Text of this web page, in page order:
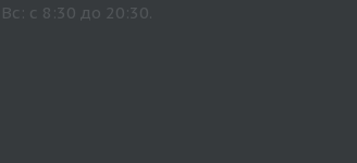
с 8:30 до 20:30.